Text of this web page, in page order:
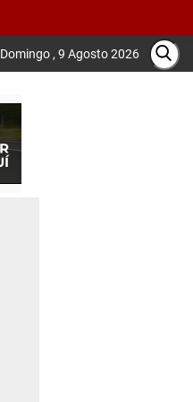
Domingo , 9 Agosto 2026